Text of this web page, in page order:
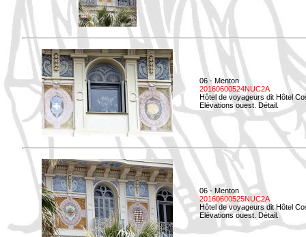
06 - Menton
20160600524NUC2A
Hôtel de voyageurs dit Hôtel
Elévations ouest. Détail.
06 - Menton
20160600525NUC2A
Hôtel de voyageurs dit Hôtel
Elévations ouest. Détail.